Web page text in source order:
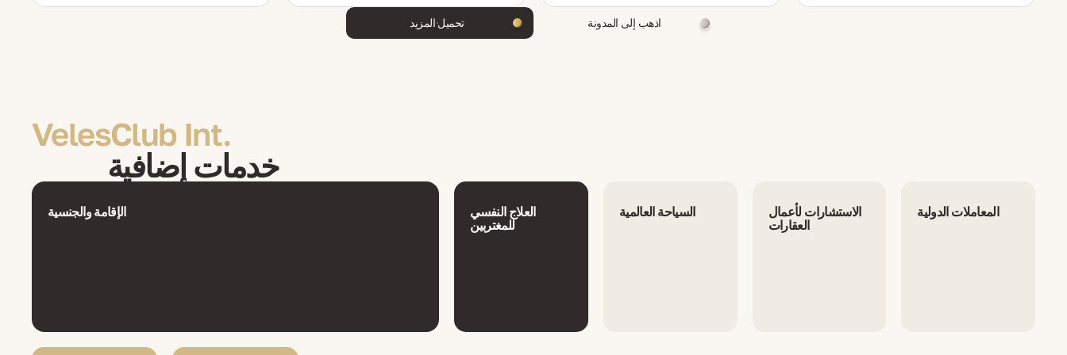
تحميل المزيد اذهب إلى المدونة
VelesClub Int.
خدمات إضافية
الإقامة والجنسية
العلاج النفسي
للمغتربين
السياحة العالمية
الاستشارات لأعمال
العقارات
المعاملات الدولية